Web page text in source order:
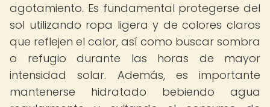
agotamiento. Es fundamental protegerse del
sol utilizando ropa ligera y de colores claros
que reflejen el calor, así como buscar sombra
o refugio durante las horas de mayor
intensidad solar. Además, es importante
mantenerse hidratado bebiendo agua